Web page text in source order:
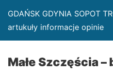
GDAŃSK GDYNIA SOPOT
artukuły informacje opinie
Małe Szczęścia –